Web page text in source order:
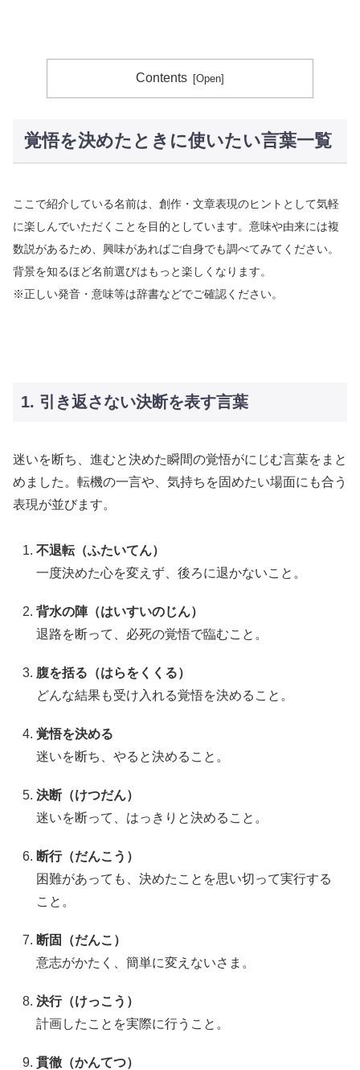
Contents
覚悟を決めたときに使いたい言葉一覧
ここで紹介している名前は、創作・文章表現のヒントとして気軽
に楽しんでいただくことを目的としています。意味や由来には複
数説があるため、興味があればご自身でも調べてみてください。
背景を知るほど名前選びはもっと楽しくなります。
※正しい発音・意味等は辞書などでご確認ください。
1. 引き返さない決断を表す言葉
迷いを断ち、進むと決めた瞬間の覚悟がにじむ言葉をまと
めました。転機の一言や、気持ちを固めたい場面にも合う
表現が並びます。
不退転（ふたいてん）
一度決めた心を変えず、後ろに退かないこと。
背水の陣（はいすいのじん）
退路を断って、必死の覚悟で臨むこと。
腹を括る（はらをくくる）
どんな結果も受け入れる覚悟を決めること。
覚悟を決める
迷いを断ち、やると決めること。
決断（けつだん）
迷いを断って、はっきりと決めること。
断行（だんこう）
困難があっても、決めたことを思い切って実行する
こと。
断固（だんこ）
意志がかたく、簡単に変えないさま。
決行（けっこう）
計画したことを実際に行うこと。
貫徹（かんてつ）